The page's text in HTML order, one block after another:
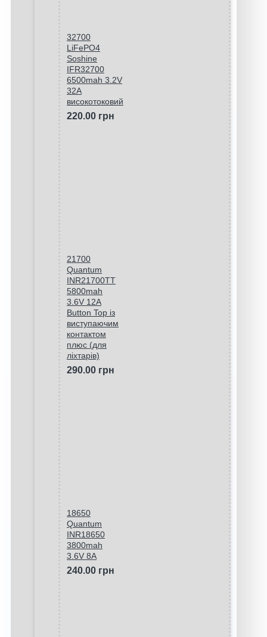
32700
LiFePO4
Soshine
IFR32700
6500mah 3.2V
32A
високотоковий
220.00 грн
21700
Quantum
INR21700TT
5800mah
3.6V 12A
Button Top із
виступаючим
контактом
плюс (для
ліхтарів)
290.00 грн
18650
Quantum
INR18650
3800mah
3.6V 8A
240.00 грн